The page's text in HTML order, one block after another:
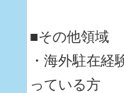
■その他領域
・海外駐在経
っている方